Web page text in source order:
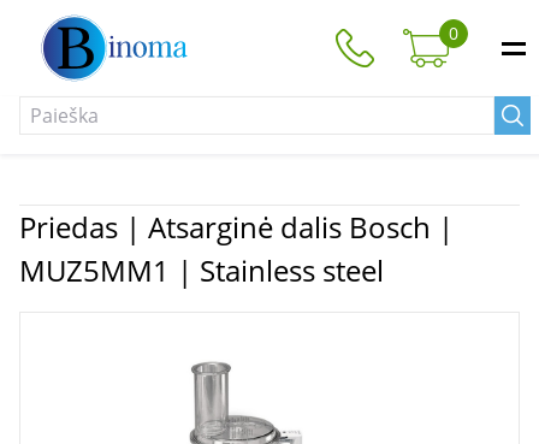
0
Priedas | Atsarginė dalis Bosch |
MUZ5MM1 | Stainless steel